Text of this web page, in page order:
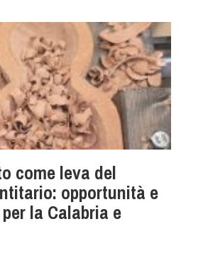
come leva del
opportunità e
la Calabria e